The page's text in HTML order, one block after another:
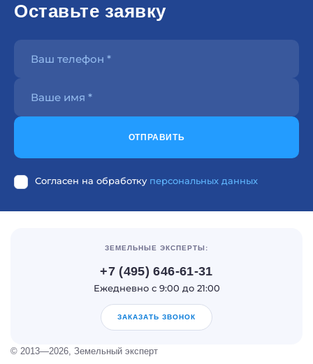
Оставьте заявку
ОТПРАВИТЬ
Согласен на обработку персональных данных
© 2013—2026, Земельный эксперт
ЗЕМЕЛЬНЫЕ ЭКСПЕРТЫ:
+7 (495) 646-61-31
Ежедневно с 9:00 до 21:00
ЗАКАЗАТЬ ЗВОНОК